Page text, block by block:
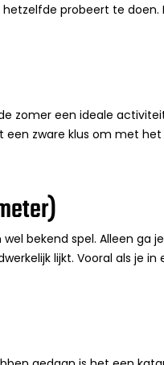
probeert te doen.
zomer een ideale
een zware klus om met
bekend spel. Alleen
lijkt. Vooral als je